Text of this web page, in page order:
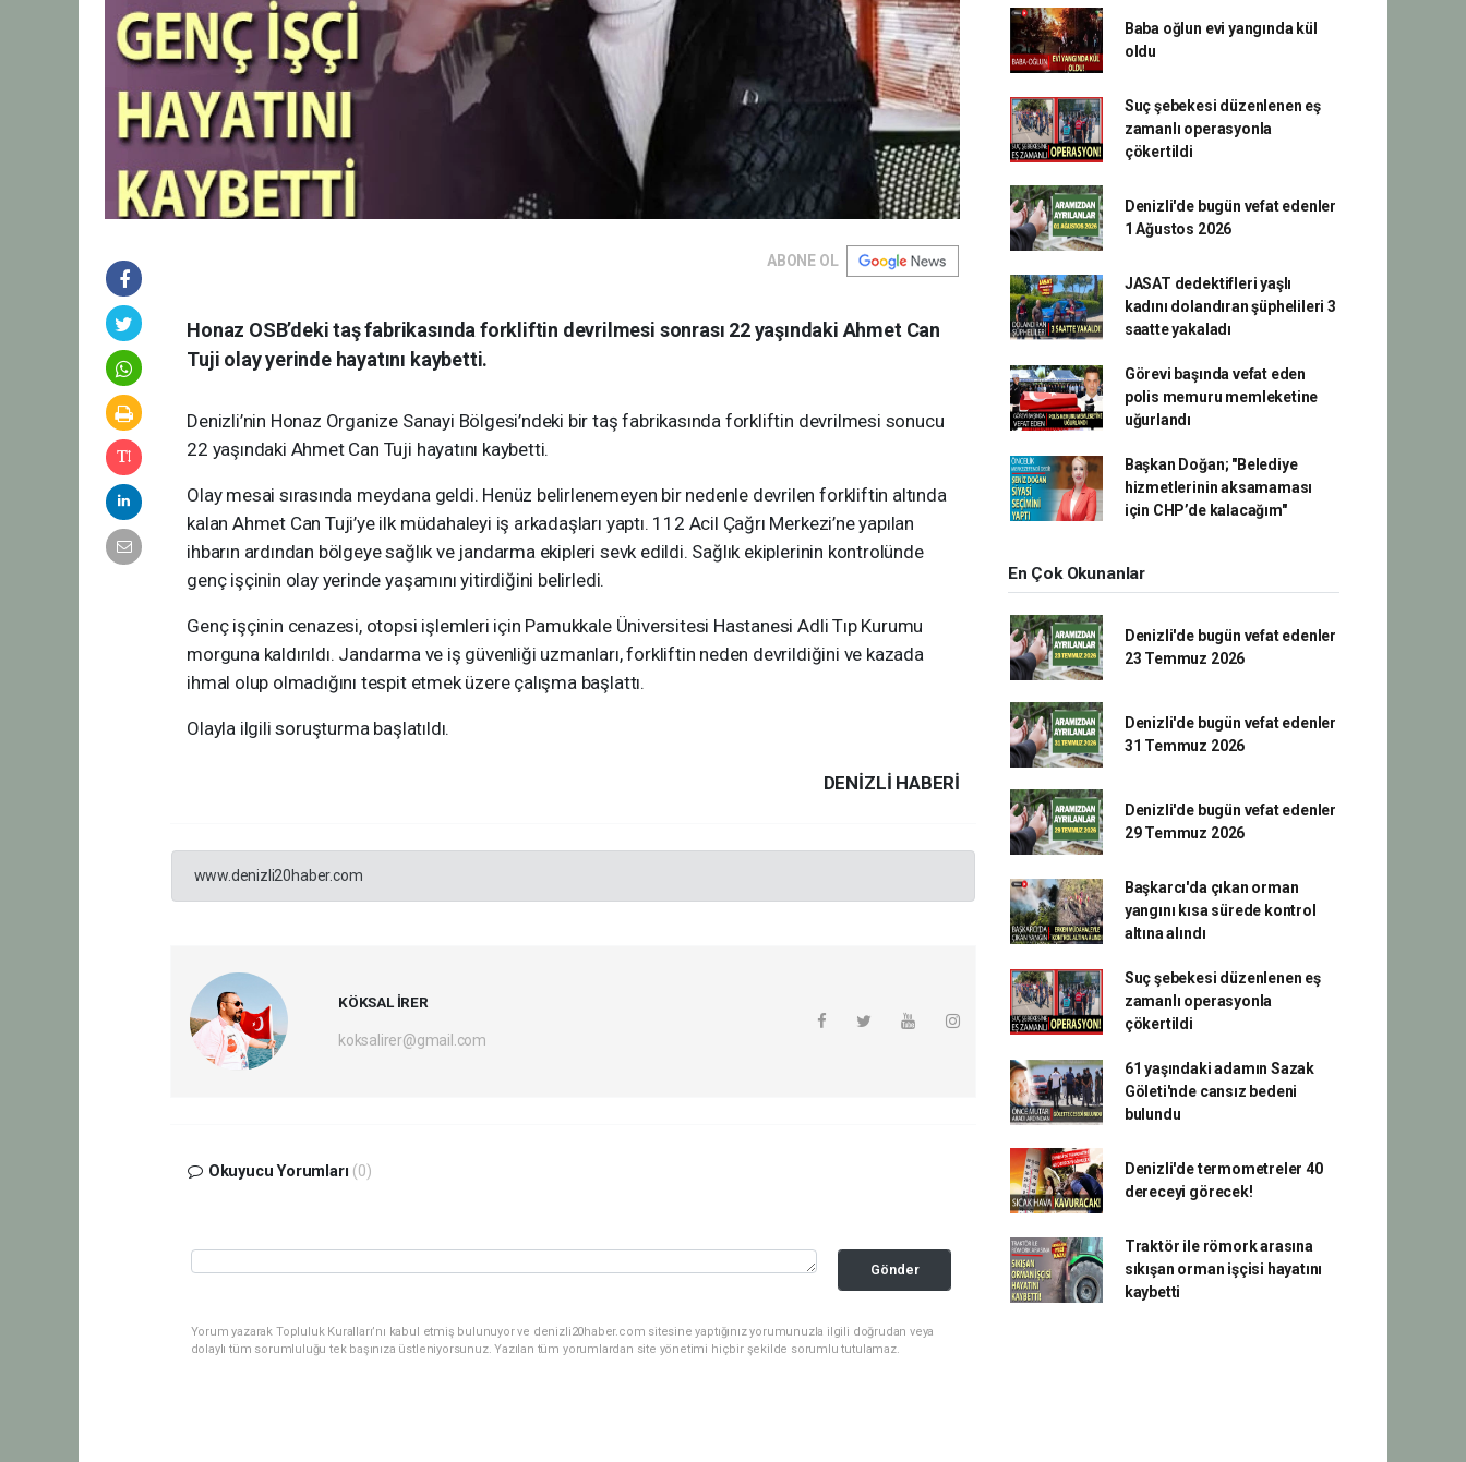
ABONE OL
Honaz OSB’deki taş fabrikasında forkliftin devrilmesi sonrası 22 yaşındaki Ahmet Can
Tuji olay yerinde hayatını kaybetti.
Denizli’nin Honaz Organize Sanayi Bölgesi’ndeki bir taş fabrikasında forkliftin devrilmesi sonucu
22 yaşındaki Ahmet Can Tuji hayatını kaybetti.
Olay mesai sırasında meydana geldi. Henüz belirlenemeyen bir nedenle devrilen forkliftin altında
kalan Ahmet Can Tuji’ye ilk müdahaleyi iş arkadaşları yaptı. 112 Acil Çağrı Merkezi’ne yapılan
ihbarın ardından bölgeye sağlık ve jandarma ekipleri sevk edildi. Sağlık ekiplerinin kontrolünde
genç işçinin olay yerinde yaşamını yitirdiğini belirledi.
Genç işçinin cenazesi, otopsi işlemleri için Pamukkale Üniversitesi Hastanesi Adli Tıp Kurumu
morguna kaldırıldı. Jandarma ve iş güvenliği uzmanları, forkliftin neden devrildiğini ve kazada
ihmal olup olmadığını tespit etmek üzere çalışma başlattı.
Olayla ilgili soruşturma başlatıldı.
DENIZLI HABERİ
www.denizli20haber.com
KÖKSAL İRER
koksalirer@gmail.com
Okuyucu Yorumları (0)
Gönder
Yorum yazarak Topluluk Kuralları’nı kabul etmiş bulunuyor ve denizli20haber.com sitesine yaptığınız yorumunuzla ilgili doğrudan veya
dolaylı tüm sorumluluğu tek başınıza üstleniyorsunuz. Yazılan tüm yorumlardan site yönetimi hiçbir şekilde sorumlu tutulamaz.
Baba oğlun evi yangında kül
oldu
Suç şebekesi düzenlenen eş
zamanlı operasyonla
çökertildi
Denizli'de bugün vefat edenler
1 Ağustos 2026
JASAT dedektifleri yaşlı
kadını dolandıran şüphelileri 3
saatte yakaladı
Görevi başında vefat eden
polis memuru memleketine
uğurlandı
Başkan Doğan; "Belediye
hizmetlerinin aksamaması
için CHP’de kalacağım"
En Çok Okunanlar
Denizli'de bugün vefat edenler
23 Temmuz 2026
Denizli'de bugün vefat edenler
31 Temmuz 2026
Denizli'de bugün vefat edenler
29 Temmuz 2026
Başkarcı'da çıkan orman
yangını kısa sürede kontrol
altına alındı
Suç şebekesi düzenlenen eş
zamanlı operasyonla
çökertildi
61 yaşındaki adamın Sazak
Göleti'nde cansız bedeni
bulundu
Denizli'de termometreler 40
dereceyi görecek!
Traktör ile römork arasına
sıkışan orman işçisi hayatını
kaybetti